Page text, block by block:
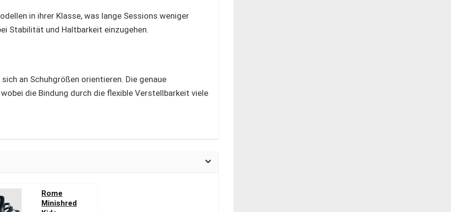
in ihrer Klasse, was lange Sessions weniger
Stabilität und Haltbarkeit einzugehen.
an Schuhgrößen orientieren. Die genaue
die Bindung durch die flexible Verstellbarkeit viele
Rome
Minishred